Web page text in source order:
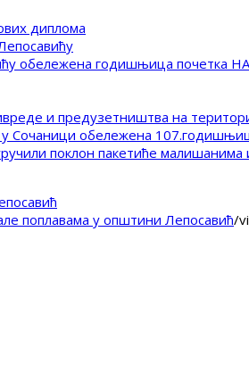
диплома
обележена годишњица почетка
и предузетништва на
Сочаници обележена
поклон пакетиће
поплавама у општини Лепосавић/